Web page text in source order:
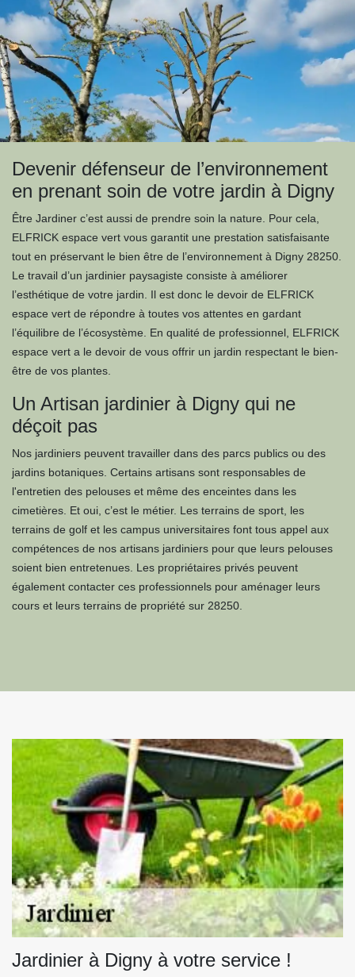
Devenir défenseur de l’environnement
en prenant soin de votre jardin à Digny
Être Jardiner c’est aussi de prendre soin la nature. Pour cela,
ELFRICK espace vert vous garantit une prestation satisfaisante
tout en préservant le bien être de l’environnement à Digny 28250.
Le travail d’un jardinier paysagiste consiste à améliorer
l’esthétique de votre jardin. Il est donc le devoir de ELFRICK
espace vert de répondre à toutes vos attentes en gardant
l’équilibre de l’écosystème. En qualité de professionnel, ELFRICK
espace vert a le devoir de vous offrir un jardin respectant le bien-
être de vos plantes.
Un Artisan jardinier à Digny qui ne
déçoit pas
Nos jardiniers peuvent travailler dans des parcs publics ou des
jardins botaniques. Certains artisans sont responsables de
l'entretien des pelouses et même des enceintes dans les
cimetières. Et oui, c’est le métier. Les terrains de sport, les
terrains de golf et les campus universitaires font tous appel aux
compétences de nos artisans jardiniers pour que leurs pelouses
soient bien entretenues. Les propriétaires privés peuvent
également contacter ces professionnels pour aménager leurs
cours et leurs terrains de propriété sur 28250.
Jardinier à Digny à votre service !